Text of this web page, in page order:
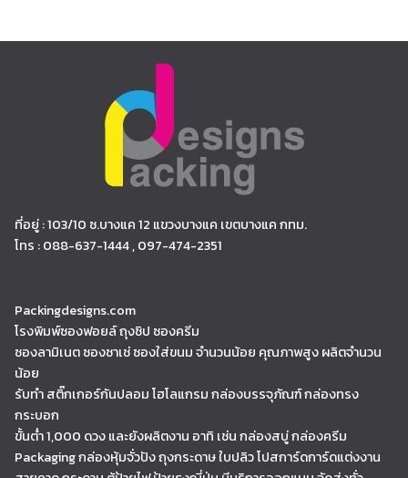
ที่อยู่ : 103/10 ซ.บางแค 12 แขวงบางแค เขตบางแค กทม.
โทร : 088-637-1444 , 097-474-2351
Packingdesigns.com
โรงพิมพ์ซองฟอยล์ ถุงซิป ซองครีม
ซองลามิเนต ซองซาเช่ ซองใส่ขนม จำนวนน้อย คุณภาพสูง ผลิตจำนวน
น้อย
รับทำ สติ๊กเกอร์กันปลอม โฮโลแกรม กล่องบรรจุภัณฑ์ กล่องทรง
กระบอก
ขั้นต่ำ 1,000 ดวง และยังผลิตงาน อาทิ เช่น กล่องสบู่ กล่องครีม
Packaging กล่องหุ้มจั่วปัง ถุงกระดาษ ใบปลิว โปสการ์ดการ์ดแต่งงาน